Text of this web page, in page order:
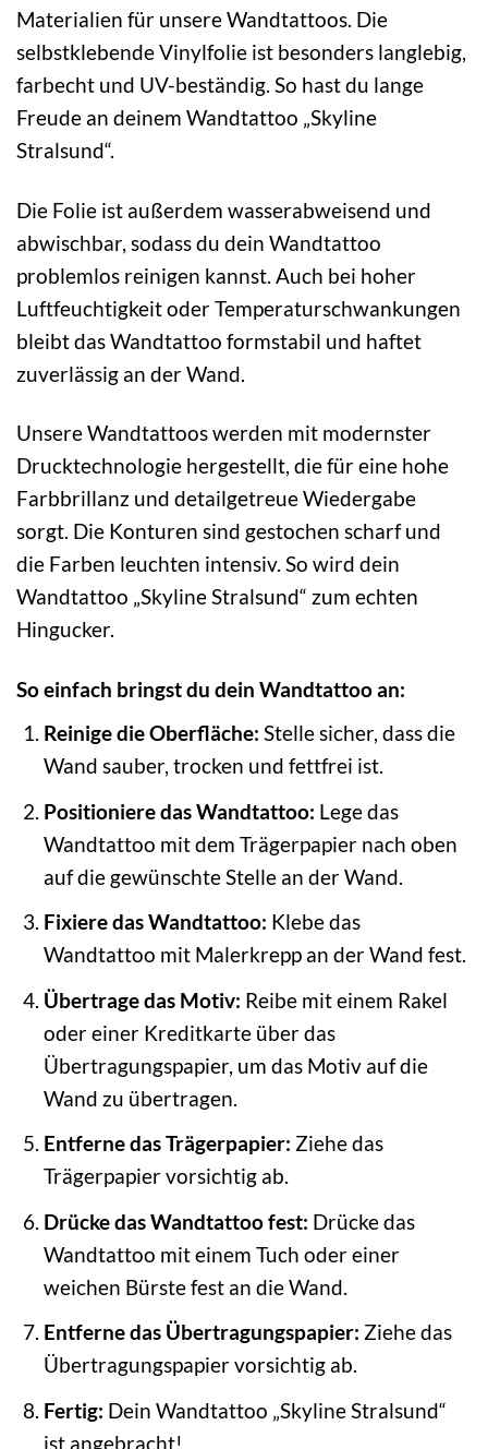
Materialien für unsere Wandtattoos. Die
selbstklebende Vinylfolie ist besonders langlebig,
farbecht und UV-beständig. So hast du lange
Freude an deinem Wandtattoo „Skyline
Stralsund“.
Die Folie ist außerdem wasserabweisend und
abwischbar, sodass du dein Wandtattoo
problemlos reinigen kannst. Auch bei hoher
Luftfeuchtigkeit oder Temperaturschwankungen
bleibt das Wandtattoo formstabil und haftet
zuverlässig an der Wand.
Unsere Wandtattoos werden mit modernster
Drucktechnologie hergestellt, die für eine hohe
Farbbrillanz und detailgetreue Wiedergabe
sorgt. Die Konturen sind gestochen scharf und
die Farben leuchten intensiv. So wird dein
Wandtattoo „Skyline Stralsund“ zum echten
Hingucker.
So einfach bringst du dein Wandtattoo an:
Reinige die Oberfläche: Stelle sicher, dass die
Wand sauber, trocken und fettfrei ist.
Positioniere das Wandtattoo: Lege das
Wandtattoo mit dem Trägerpapier nach oben
auf die gewünschte Stelle an der Wand.
Fixiere das Wandtattoo: Klebe das
Wandtattoo mit Malerkrepp an der Wand fest.
Übertrage das Motiv: Reibe mit einem Rakel
oder einer Kreditkarte über das
Übertragungspapier, um das Motiv auf die
Wand zu übertragen.
Entferne das Trägerpapier: Ziehe das
Trägerpapier vorsichtig ab.
Drücke das Wandtattoo fest: Drücke das
Wandtattoo mit einem Tuch oder einer
weichen Bürste fest an die Wand.
Entferne das Übertragungspapier: Ziehe das
Übertragungspapier vorsichtig ab.
Fertig: Dein Wandtattoo „Skyline Stralsund“
ist angebracht!